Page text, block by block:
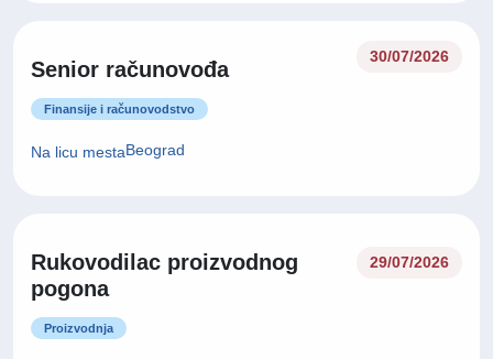
Senior računovođa
30/07/2026
Finansije i računovodstvo
Na licu mestaBeograd
Rukovodilac proizvodnog
pogona
29/07/2026
Proizvodnja